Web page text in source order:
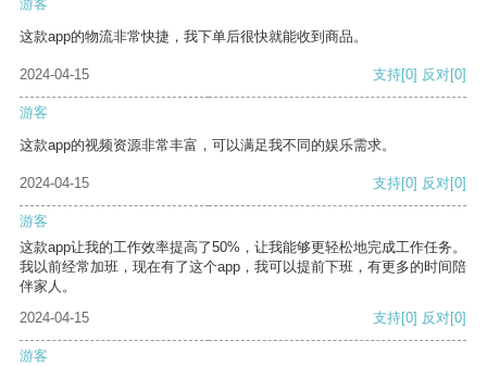
游客
这款app的物流非常快捷，我下单后很快就能收到商品。
2024-04-15 支持[0] 反对[0]
游客
这款app的视频资源非常丰富，可以满足我不同的娱乐需求。
2024-04-15 支持[0] 反对[0]
游客
这款app让我的工作效率提高了50%，让我能够更轻松地完成工作任务。
我以前经常加班，现在有了这个app，我可以提前下班，有更多的时间陪
伴家人。
2024-04-15
支持[0] 反对[0]
游客